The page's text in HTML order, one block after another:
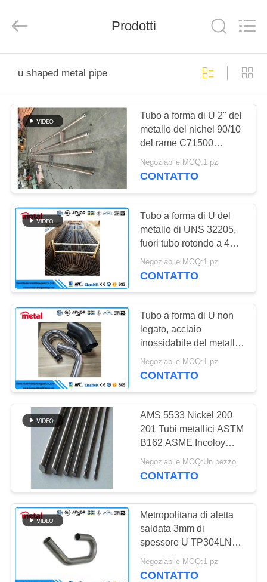
PRODOTTI
CIRCA
NOI
GIRO
DELLA
FABBRICA
CONTROLLO
DI
QUALITÀ
CONTATTICI
NOTIZIA
CASI
MAPPA
SITO
PRIVACY
POLICY
GROUP
CHINA.
Reserved.
Prodotti
u shaped metal pipe
Tubo a forma di U 2" del
metallo del nichel 90/10
del rame C71500
SCH40 8000mm per
collegamento
Negoziabile MOQ:1 pz
CONTATTO
Tubo a forma di U del
metallo di UNS 32205,
fuori tubo rotondo a 4
pollici dell'acciaio
inossidabile del
Negoziabile MOQ:1 pz
CONTATTO
Tubo a forma di U non
legato, acciaio
inossidabile del metallo
di DN 50 dello
scambiatore di calore
Negoziabile MOQ:1 pz
CONTATTO
AMS 5533 Nickel 200
201 Tubi metallici ASTM
B162 ASME Incoloy
800H Lega di nichel 20
22 Tubi tubo
Negoziabile MOQ:Un pezzo.
CONTATTO
Metropolitana di aletta
saldata 3mm di
spessore U TP304LN
per forma rotonda dello
scaldabagno
Negoziabile MOQ:1 pz
CONTATTO